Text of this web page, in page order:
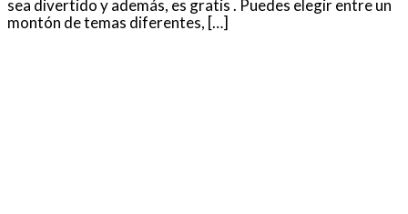
sea divertido y además, es gratis . Puedes elegir entre un
montón de temas diferentes, […]